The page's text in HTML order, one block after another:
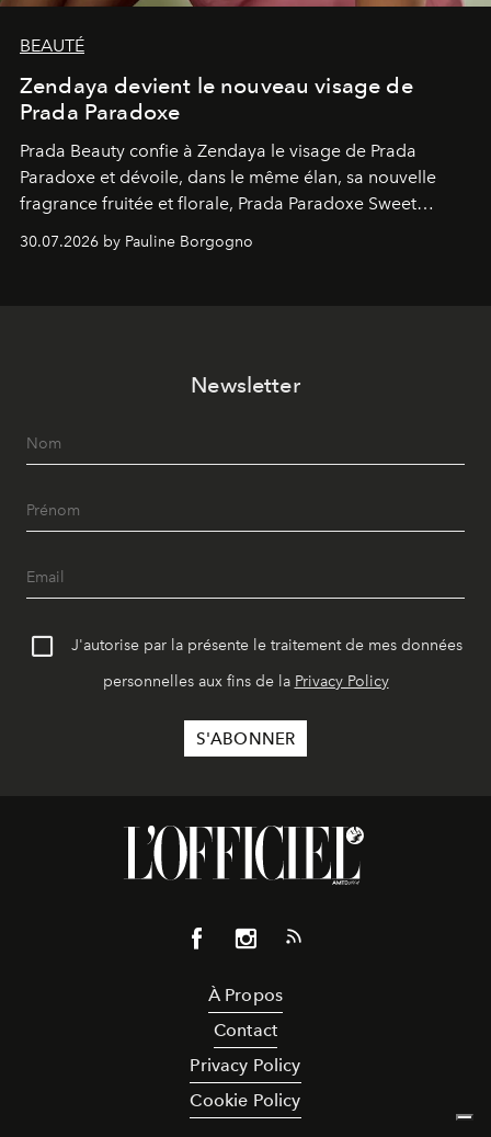
BEAUTÉ
Zendaya devient le nouveau visage de
Prada Paradoxe
Prada Beauty confie à Zendaya le visage de Prada
Paradoxe et dévoile, dans le même élan, sa nouvelle
fragrance fruitée et florale, Prada Paradoxe Sweet
Chemistry Eau de Parfum.
30.07.2026 by Pauline Borgogno
Newsletter
J'autorise par la présente le traitement de mes données
personnelles aux fins de la Privacy Policy
À Propos
Contact
Privacy Policy
Cookie Policy